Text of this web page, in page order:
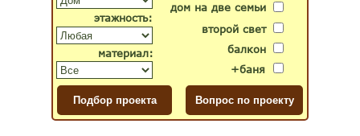
второй свет
дом на две семьи
балкон
+баня
материал:
этажность: